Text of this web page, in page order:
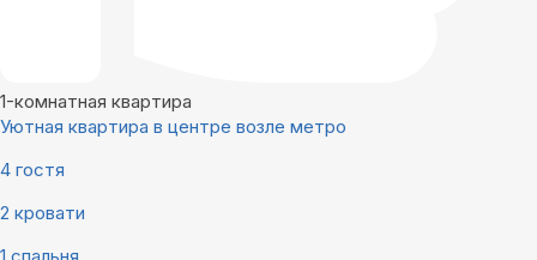
1-комнатная квартира
Уютная квартира в центре возле метро
4 гостя
2 кровати